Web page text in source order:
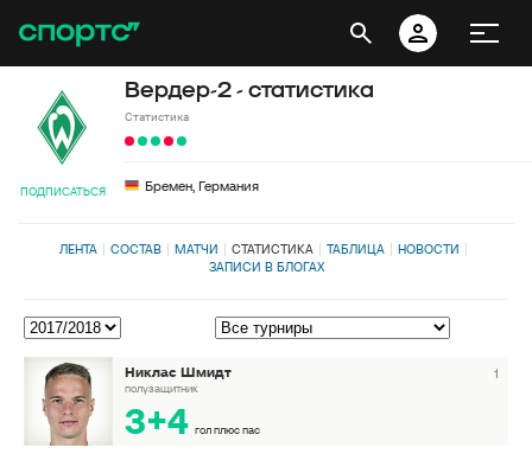
ПОДПИСАТЬСЯ
Вердер-2 - статистика
Статистика
Бремен, Германия
ЛЕНТА СОСТАВ МАТЧИ СТАТИСТИКА ТАБЛИЦА
НОВОСТИ
ЗАПИСИ В БЛОГАХ
Никлас Шмидт
полузащитник
3+4 гол плюс пас
1